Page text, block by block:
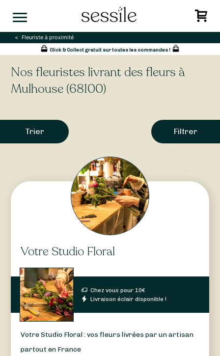
Fleuriste à proximité
Click & Collect gratuit sur toutes les commandes !
Nos fleuristes livrant des fleurs à
Mulhouse (68100)
Trier Filtrer
Votre Studio Floral
Chez vous pour10€
Livraison éclair disponible !
Votre Studio Floral : vos fleurs livrées par un artisan
partout en France